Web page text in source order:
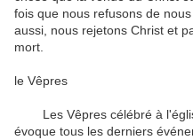
fois que nous refusons de
aussi, nous rejetons Christ et
mort
le Vêpres
Les Vêpres célébré à
évoque tous les derniers